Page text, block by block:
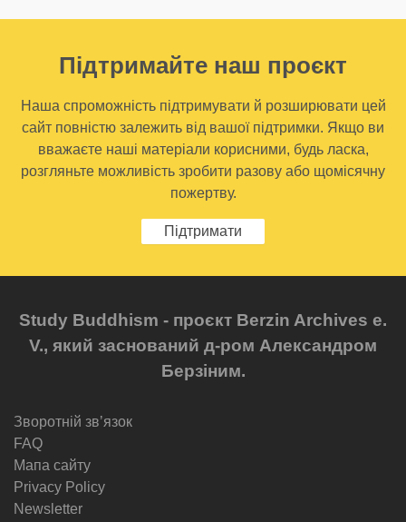
Підтримайте наш проєкт
Наша спроможність підтримувати й розширювати цей
сайт повністю залежить від вашої підтримки. Якщо ви
вважаєте наші матеріали корисними, будь ласка,
розгляньте можливість зробити разову або щомісячну
пожертву.
Підтримати
Study Buddhism - проєкт Berzin Archives e.
V., який заснований д-ром Александром
Берзіним.
Зворотній звʼязок
FAQ
Мапа сайту
Privacy Policy
Newsletter